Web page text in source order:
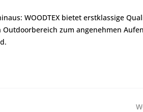
WOODTEX bietet erstklassige
zum angenehmen